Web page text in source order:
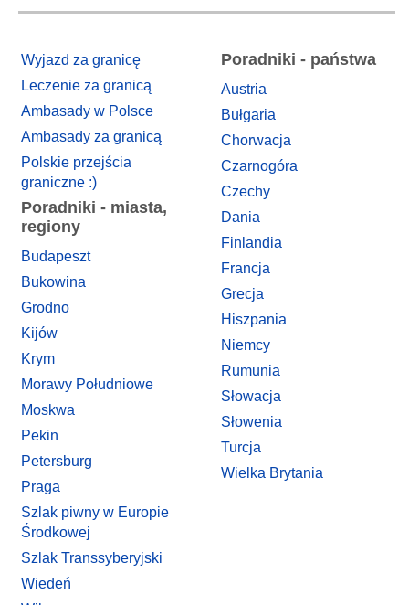
Wyjazd za granicę
Leczenie za granicą
Ambasady w Polsce
Ambasady za granicą
Polskie przejścia
graniczne :)
Poradniki - miasta,
regiony
Budapeszt
Bukowina
Grodno
Kijów
Krym
Morawy Południowe
Moskwa
Pekin
Petersburg
Praga
Szlak piwny w Europie
Środkowej
Szlak Transsyberyjski
Wiedeń
Poradniki - państwa
Austria
Bułgaria
Chorwacja
Czarnogóra
Czechy
Dania
Finlandia
Francja
Grecja
Hiszpania
Niemcy
Rumunia
Słowacja
Słowenia
Turcja
Wielka Brytania